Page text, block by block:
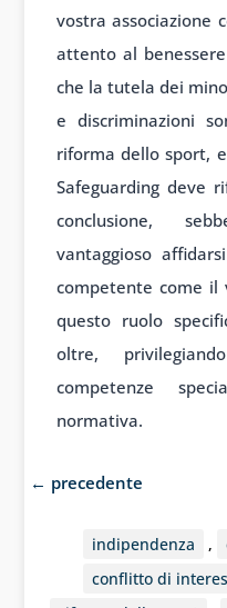
vostra associazione
attento al
che la tutela dei
e discriminazioni
riforma dello sport,
Safeguarding deve
conclusione,
vantaggioso
competente come il
questo ruolo
oltre,
competenze
normativa.
← precedente
indipendenza ,
conflitto di